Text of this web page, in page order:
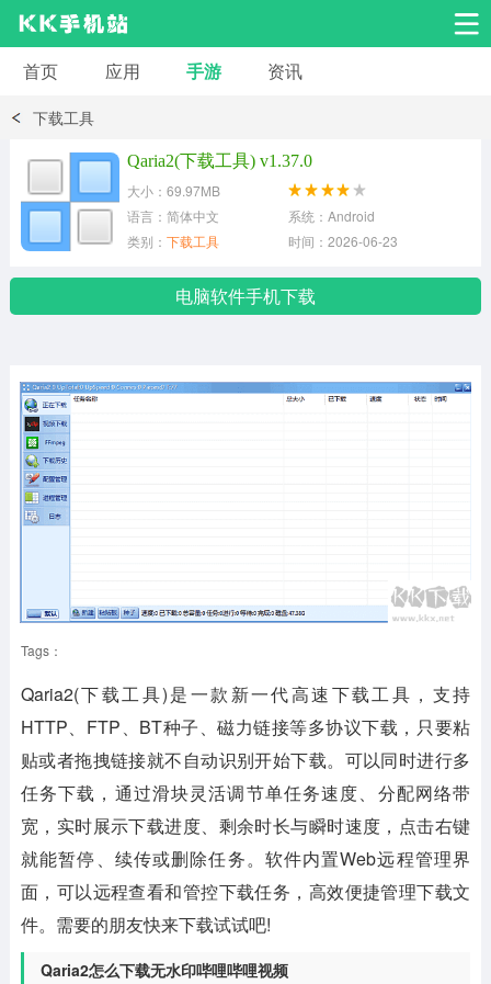
安卓应用
小说漫画
金融理财 游戏辅助
安卓其它
首页 应用 手游 资讯
下载工具
Qaria2(下载工具) v1.37.0
大小：69.97MB
语言：简体中文
系统：Android
类别： 下载工具 时间：2026-06-23
电脑软件手机下载
Tags：
Qaria2(下载工具)是一款新一代高速下载工具，支持
HTTP、FTP、BT种子、磁力链接等多协议下载，只要粘
贴或者拖拽链接就不自动识别开始下载。可以同时进行多
任务下载，通过滑块灵活调节单任务速度、分配网络带
宽，实时展示下载进度、剩余时长与瞬时速度，点击右键
就能暂停、续传或删除任务。软件内置Web远程管理界
面，可以远程查看和管控下载任务，高效便捷管理下载文
件。需要的朋友快来下载试试吧!
Qaria2怎么下载无水印哔哩哔哩视频